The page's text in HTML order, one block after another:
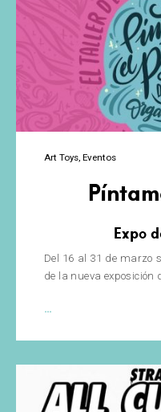
Art Toys Eventos
Expo
Del 16 al 31 de marzo
de la nueva exposición
…
Pussie!!